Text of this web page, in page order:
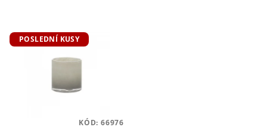
POSLEDNÍ KUSY
KÓD: 66976